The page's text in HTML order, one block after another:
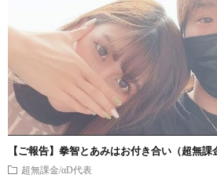
【ご報告】拳智とあみはお付き合い（超無課
超無課金/αD代表